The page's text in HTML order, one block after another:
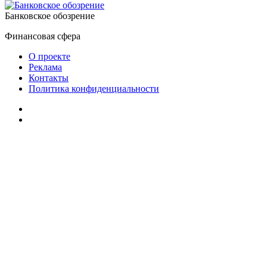
Банковское обозрение
Финансовая сфера
О проекте
Реклама
Контакты
Политика конфиденциальности